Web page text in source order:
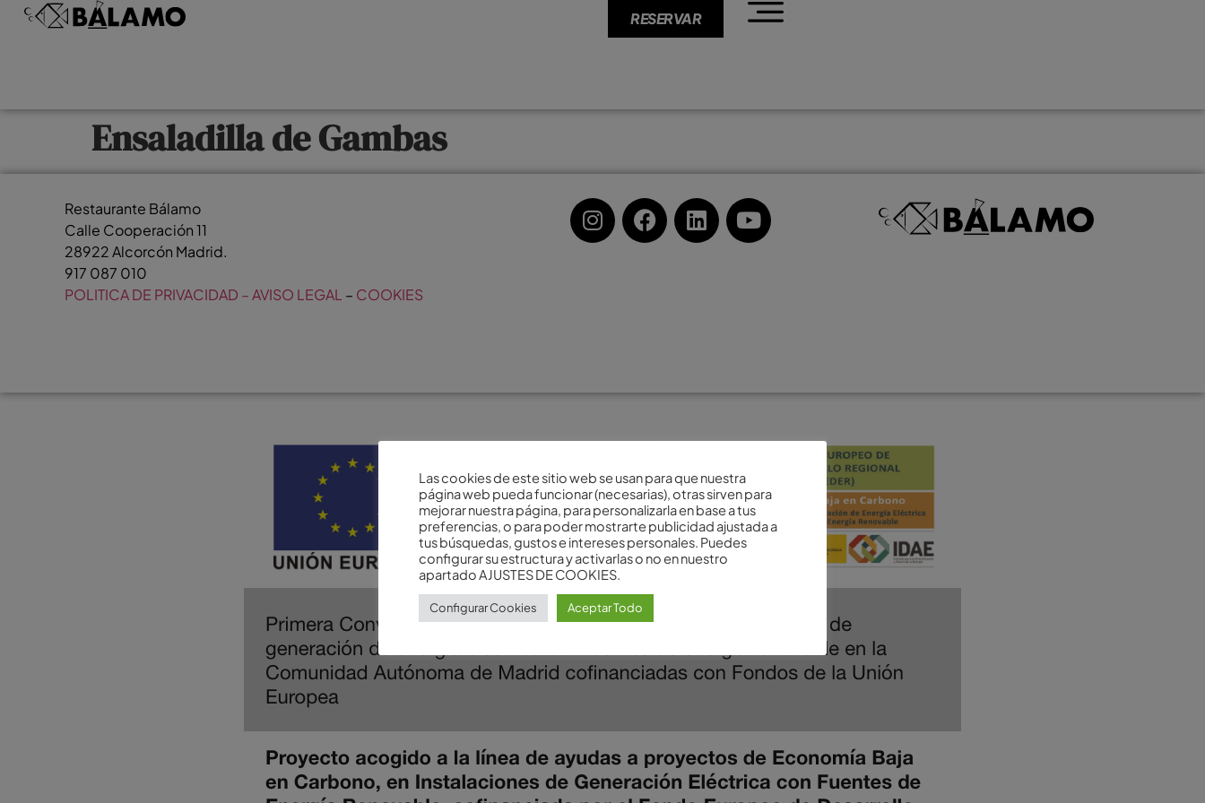
RESERVAR
Ensaladilla de Gambas
Restaurante Bálamo
Calle Cooperación 11
28922 Alcorcón Madrid.
917 087 010
POLITICA DE PRIVACIDAD – AVISO LEGAL – COOKIES
Las cookies de este sitio web se usan para que nuestra
página web pueda funcionar (necesarias), otras sirven para
mejorar nuestra página, para personalizarla en base a tus
preferencias, o para poder mostrarte publicidad ajustada a
tus búsquedas, gustos e intereses personales. Puedes
configurar su estructura y activarlas o no en nuestro
apartado AJUSTES DE COOKIES.
Configurar Cookies Aceptar Todo